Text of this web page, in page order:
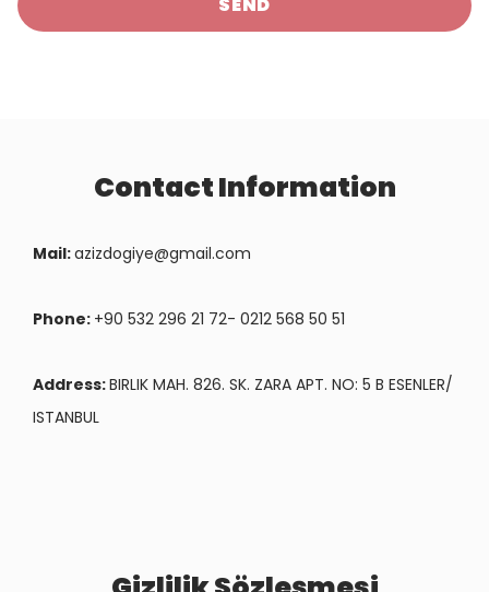
Contact Information
Mail:azizdogiye@gmail.com
Phone: +90 532 296 21 72- 0212 568 50 51
Address:BIRLIK MAH. 826. SK. ZARA APT. NO: 5 B ESENLER/
ISTANBUL